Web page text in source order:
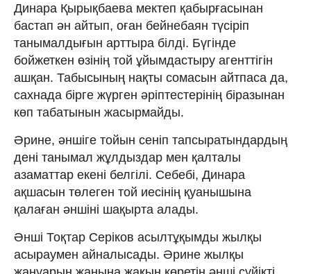
Динара Қырықбаева мектеп қабырғасынан
бастап ән айтып, оған бейнебаян түсіріп
танымалдығын арттыра білді. Бүгінде
бойжеткен өзінің той ұйымдастыру агенттігін
ашқан. Табысының нақты сомасын айтпаса да,
сахнада бірге жүрген әріптестерінің біразынан
көп табатынын жасырмайды.
Әрине, әншіге тойын сеніп тапсыратындардың
дені танымал жұлдыздар мен қалталы
азаматтар екені белгілі. Себебі, Динара
ақшасын төлеген той иесінің қуанышына
қалаған әншіні шақырта алады.
Әнші Тоқтар Серіков асылтұқымды жылқы
асыраумен айналысады. Әрине жылқы